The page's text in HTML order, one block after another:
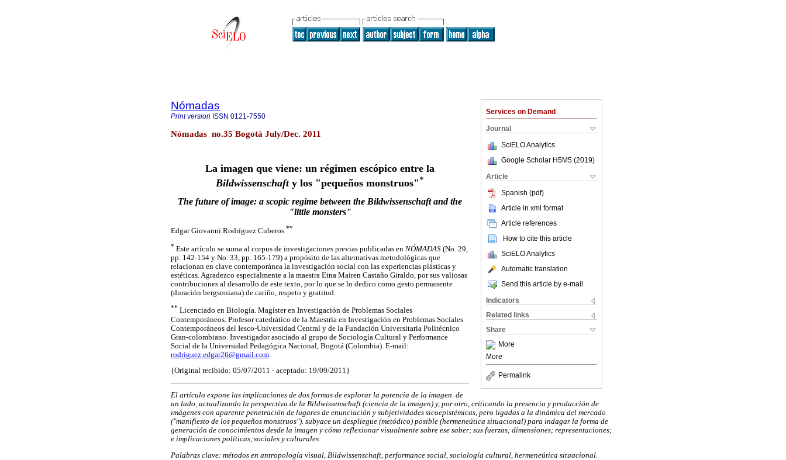
Services on Demand
Journal
SciELO Analytics
Google Scholar H5M5 (2019)
Article
Spanish (pdf)
Article in xml format
Article references
How to cite this article
SciELO Analytics
Automatic translation
Send this article by e-mail
Indicators
Related links
Share
More
More
Permalink
Nómadas
Print version ISSN 0121-7550
Nómadas no.35 Bogotá July/Dec. 2011
La imagen que viene: un régimen escópico entre la
Bildwissenschafty los "pequeños monstruos"*
The future of image: a scopic regime between the Bildwissenschaft and the
"little monsters"
Edgar Giovanni Rodríguez Cuberos **
* Este artículo se suma al corpus de investigaciones previas publicadas en NÓMADAS (No. 29,
pp. 142-154 y No. 33, pp. 165-179) a propósito de las alternativas metodológicas que
relacionan en clave contemporánea la investigación social con las experiencias plásticas y
estéticas. Agradezco especialmente a la maestra Etna Mairen Castaño Giraldo, por sus valiosas
contribuciones al desarrollo de este texto, por lo que se lo dedico como gesto permanente
(duración bergsoniana) de cariño, respeto y gratitud.
** Licenciado en Biología. Magíster en Investigación de Problemas Sociales
Contemporáneos. Profesor catedrático de la Maestría en Investigación en Problemas Sociales
Contemporáneos del Iesco-Universidad Central y de la Fundación Universitaria Politécnico
Gran-colombiano. Investigador asociado al grupo de Sociología Cultural y Performance
Social de la Universidad Pedagógica Nacional, Bogotá (Colombia). E-mail:
rodriguez.edgar26@gmail.com
{Original recibido: 05/07/2011 - aceptado: 19/09/2011}
El artículo expone las implicaciones de dos formas de explorar la potencia de la imagen. de
un lado, actualizando la perspectiva de la Bildwissenschaft (ciencia de la imagen) y, por otro, criticando la presencia y producción de
imágenes con aparente penetración de lugares de enunciación y subjetividades sicoepistémicas, pero ligadas a la dinámica del mercado
("manifiesto de los pequeños monstruos"). subyace un despliegue (metódico) posible (hermeneútica situacional) para indagar la forma de
generación de conocimientos desde la imagen y cómo reflexionar visualmente sobre ese saber; sus fuerzas; dimensiones; representaciones;
e implicaciones políticas, sociales y culturales.
Palabras clave: métodos en antropología visual, Bildwissenschaft, performance social, sociología cultural, hermeneútica situacional.